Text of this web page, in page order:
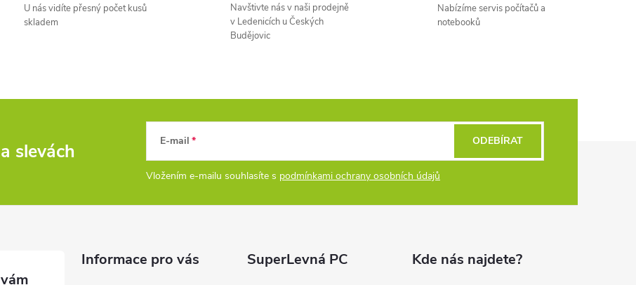
p
U nás vidíte přesný počet kusů
skladem
Navštivte nás v naši prodejně
v Ledenicích u Českých
Budějovic
Nabízíme servis počítačů a
notebooků
a slevách E-mail
Vložením e-mailu souhlasíte s podmínkami ochrany osobních údajů
ODEBÍRAT
Informace pro vás SuperLevná PC Kde nás najdete?